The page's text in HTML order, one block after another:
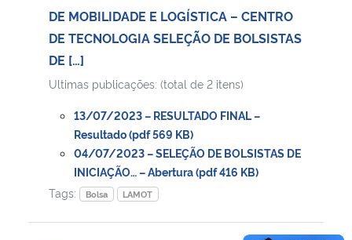
DE MOBILIDADE E LOGÍSTICA – CENTRO
DE TECNOLOGIA SELEÇÃO DE BOLSISTAS
DE […]
Ultimas publicações: (total de 2 itens)
13/07/2023 – RESULTADO FINAL –
Resultado (pdf 569 KB)
04/07/2023 – SELEÇÃO DE BOLSISTAS DE
INICIAÇÃO… – Abertura (pdf 416 KB)
Tags:
Bolsa LAMOT